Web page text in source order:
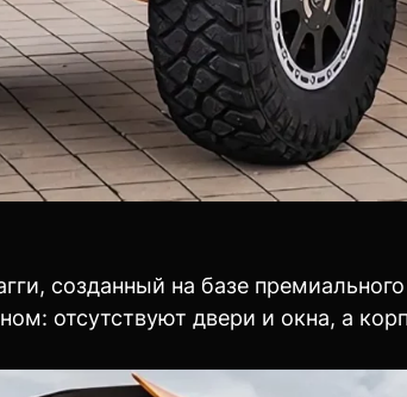
созданный на базе
отсутствуют двери и окна, а